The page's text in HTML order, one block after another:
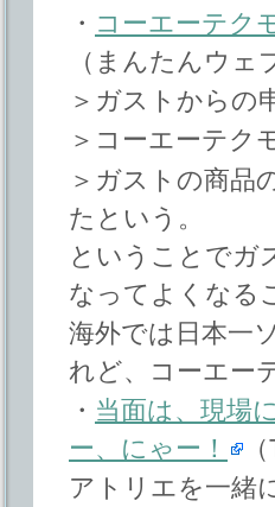
・ コーエーテク
（まんたんウェ
＞ガストからの
＞コーエーテク
＞ガストの商品
たという。
ということでガ
なってよくなる
海外では日本一
れど、コーエー
・ 当面は、現場
ー、にゃー！
アトリエを一緒